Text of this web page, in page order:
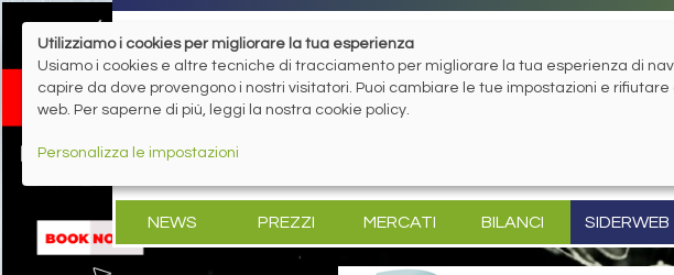
NEWS PREZZI MERCATI BILANCI SIDERWEB
Utilizziamo i cookies per migliorare la tua esperienza
Usiamo i cookies e altre tecniche di tracciamento per migliorare la tua esperienza di
capire da dove provengono i nostri visitatori. Puoi cambiare le tue impostazioni e
web. Per saperne di più, leggi la nostra cookie policy.
Personalizza le impostazioni